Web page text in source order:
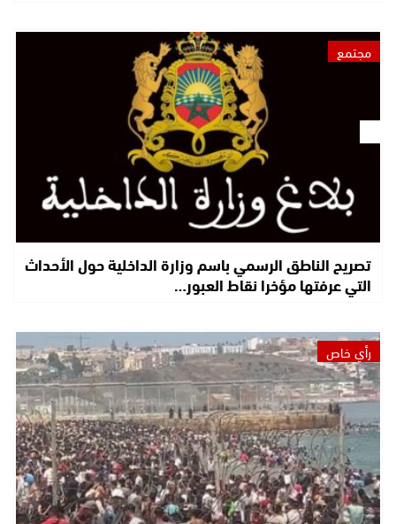
مجتمع
تصريح الناطق الرسمي باسم وزارة الداخلية حول الأحداث
التي عرفتها مؤخرا نقاط العبور…
رأي خاص